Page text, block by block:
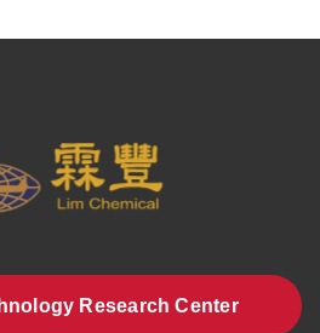
Research Center